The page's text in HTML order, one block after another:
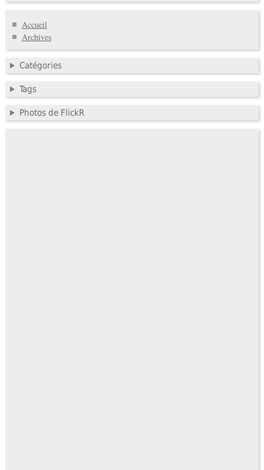
Accueil
Archives
Catégories
Tags
Photos de FlickR